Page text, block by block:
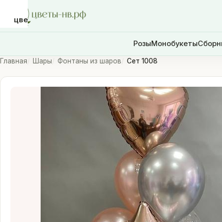
РозыМонобукеты
цветы-
нв.рф
Розы
Главная Шары Фонтаны из шаров Сет 1008